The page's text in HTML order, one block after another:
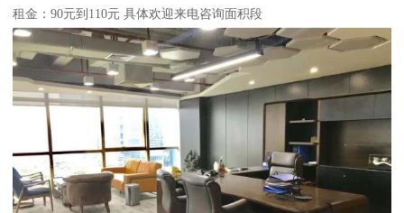
租金：90元到110元 具体欢迎来电咨询面积段